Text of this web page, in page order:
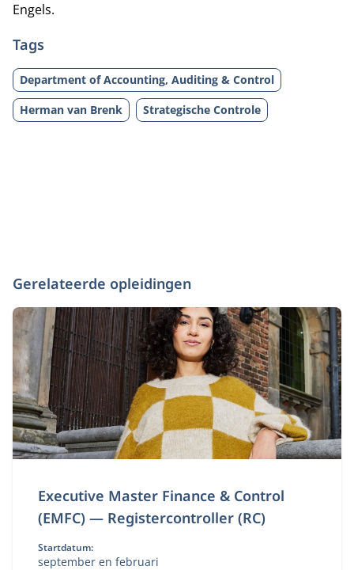
Engels.
Tags
Department of Accounting, Auditing & Control
Herman van Brenk
Strategische Controle
Gerelateerde opleidingen
Executive Master Finance & Control
(EMFC) — Registercontroller (RC)
Startdatum:
september en februari